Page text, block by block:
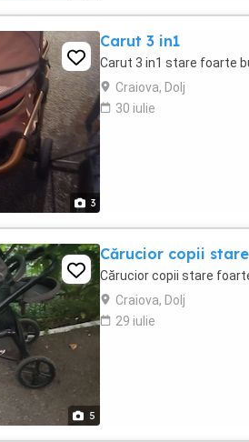
3
Carut 3 in1
Carut 3 in1 stare foarte
Craiova, Dolj
30 iulie
5
Cărucior copii
Cărucior copii stare
Craiova, Dolj
29 iulie